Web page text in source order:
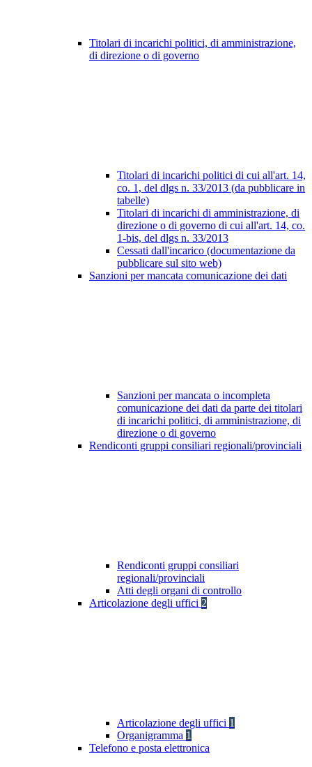
Titolari di incarichi politici, di amministrazione,
di direzione o di governo
Titolari di incarichi politici di cui all'art. 14,
co. 1, del dlgs n. 33/2013 (da pubblicare in
tabelle)
Titolari di incarichi di amministrazione, di
direzione o di governo di cui all'art. 14, co.
1-bis, del dlgs n. 33/2013
Cessati dall'incarico (documentazione da
pubblicare sul sito web)
Sanzioni per mancata comunicazione dei dati
Sanzioni per mancata o incompleta
comunicazione dei dati da parte dei titolari
di incarichi politici, di amministrazione, di
direzione o di governo
Rendiconti gruppi consiliari regionali/provinciali
Rendiconti gruppi consiliari
regionali/provinciali
Atti degli organi di controllo
Articolazione degli uffici 2
Articolazione degli uffici 1
Organigramma 1
Telefono e posta elettronica